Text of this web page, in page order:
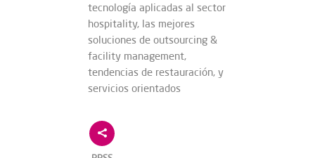
tecnología aplicadas al sector
hospitality, las mejores
soluciones de outsourcing &
facility management,
tendencias de restauración, y
servicios orientados